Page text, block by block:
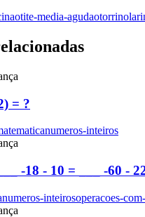
otite-media-aguda
= ?
numeros-inteiros
-18 - 10 = ___ -60 - 22
numeros-inteirosoperacoes-